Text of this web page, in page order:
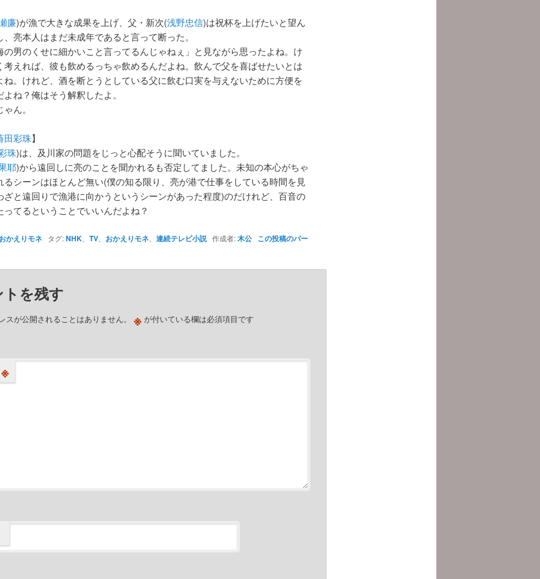
廉)が漁で大きな成果を上げ、父・新次(浅野忠信)は祝杯を上げたいと望ん
、亮本人はまだ未成年であると言って断った。
の男のくせに細かいこと言ってるんじゃねぇ」と見ながら思ったよね。け
考えれば、彼も飲めるっちゃ飲めるんだよね。飲んで父を喜ばせたいとは
ね。けれど、酒を断とうとしている父に飲む口実を与えないために方便を
ね？俺はそう解釈したよ。
ん。
田彩珠】
珠)は、及川家の問題をじっと心配そうに聞いていました。
耶)から遠回しに亮のことを聞かれるも否定してました。未知の本心がちゃ
るシーンはほとんど無い(僕の知る限り、亮が港で仕事をしている時間を見
ざと遠回りで漁港に向かうというシーンがあった程度)のだけれど、百音の
ってるということでいいんだよね？
おかえりモネ タグ:NHK TV、 おかえりモネ 連続テレビ小説作成者:木公 この投稿のパー
トを残す
スが公開されることはありません。 ※が付いている欄は必須項目です
※